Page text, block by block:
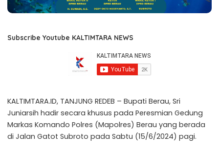
Subscribe Youtube KALTIMTARA NEWS
KALTIMTARA.ID, TANJUNG REDEB – Bupati Berau, Sri
Juniarsih hadir secara khusus pada Peresmian Gedung
Markas Komando Polres (Mapolres) Berau yang berada
di Jalan Gatot Subroto pada Sabtu (15/6/2024) pagi.